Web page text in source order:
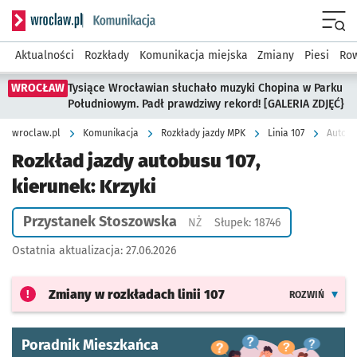
Serwis informacyjny wroclaw.pl podserwis: Komunikacja
Aktualności Rozkłady Komunikacja miejska Zmiany Piesi
WROCŁAW Tysiące Wrocławian słuchało muzyki Chopina w Parku
Południowym. Padł prawdziwy rekord! [GALERIA ZDJĘĆ}
wroclaw.pl Komunikacja Rozkłady jazdy MPK Linia 107
Rozkład jazdy autobusu 107,
kierunek: Krzyki
Przystanek Stoszowska NŻPrzystanek na życzenie
Słupek: 18746
Ostatnia aktualizacja: 27.06.2026
Zmiany w rozkładach linii 107 ROZWIŃ
Poradnik Mieszkańca